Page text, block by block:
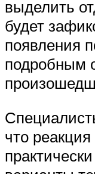
выделить
будет
появления
подробным
что